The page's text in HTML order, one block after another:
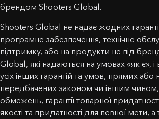
брендом Shooters Global.
Shooters Global не надає жодних
програмне забезпечення, технічне
підтримку, або на продукти не під
Global, які надаються на умовах «як є», і
усіх інших гарантій та умов, прямих
передбачених законом чи іншим
обмежень, гарантії товарної
якості та придатності для певної мети, а